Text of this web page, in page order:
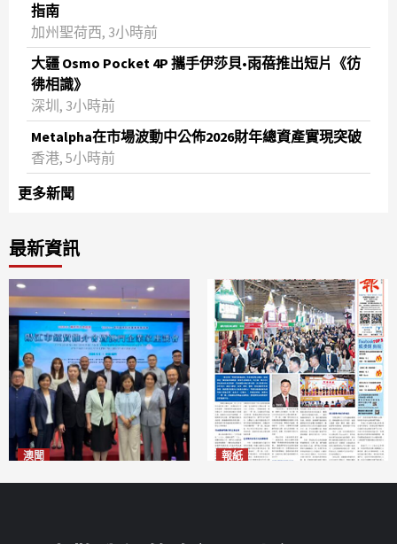
指南
加州聖荷西, 3小時前
大疆 Osmo Pocket 4P 攜手伊莎貝•雨蓓推出短片《彷
彿相識》
深圳, 3小時前
Metalpha在市場波動中公佈2026財年總資產實現突破
‌香港, 5小時前
更多新聞
最新資訊
澳聞 報紙